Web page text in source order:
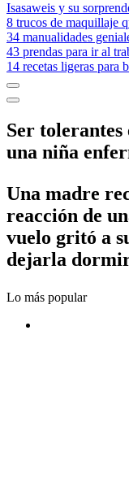
Isasaweis y su
8 trucos de maquillaje
34 manualidades
43 prendas para ir al
14 recetas ligeras para
Ser tolerantes
una niña
Una madre
reacción de
vuelo gritó a
dejarla
Lo más popular